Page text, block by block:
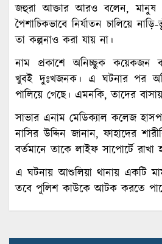
জহুরা আক্তার আরও বলেন, মানুষ
পৈশাচিকভাবে নির্যাতন চালিয়ে
তা কল্পনাও করা যায় না।
নাম প্রকাশে অনিচ্ছুক কয়েকজন
খুবই দুঃখজনক। এ ঘটনার পর
পালিয়ে গেছে। এমনকি, তাদের
সাভার এনাম মেডিক্যাল কলেজ
নাসির উদ্দিন জানান, ফাহাদের
বর্তমানে তাকে লাইফ সাপোর্টে রাখা
এ ঘটনায় আশুলিয়া থানায় একটি
তবে পুলিশ কাউকে আটক করতে